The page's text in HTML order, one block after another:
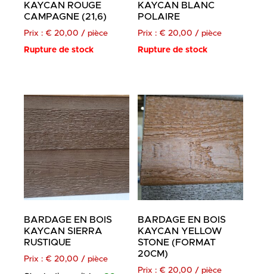
KAYCAN ROUGE
CAMPAGNE (21,6)
Prix : € 20,00 / pièce
Rupture de stock
KAYCAN BLANC
POLAIRE
Prix : € 20,00 / pièce
Rupture de stock
BARDAGE EN BOIS
KAYCAN SIERRA
RUSTIQUE
Prix : € 20,00 / pièce
BARDAGE EN BOIS
KAYCAN YELLOW
STONE (FORMAT
20CM)
Prix : € 20,00 / pièce